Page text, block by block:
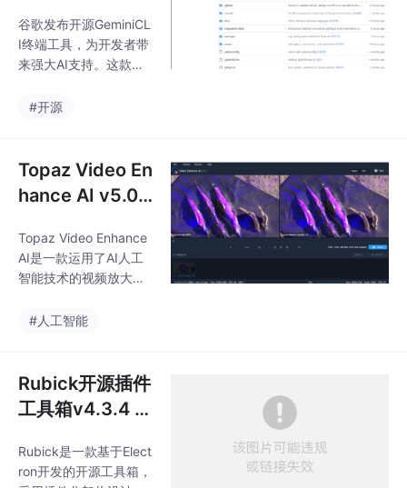
模型API生成，搭配实时
编辑的主题引擎。功能
特性包括：模块化的插
件管理、RBAC权限控
de Code 的对手
来了
谷歌发布开源GeminiCL
I终端工具，为开发者带
来强大AI支持。这款基
命令行工具具备双模式
等特性，支持代码生
成、错误修复、自动化
脚本等开发场景。相比
eminiCLI以开源免费、
性能优越、企业级安全
等优势脱颖而出。其模
展，内置Google搜索、
#开源
Topaz Video En
hance AI v5.0.
技术的视频放大
工具
Topaz Video Enhance
AI是一款运用了AI人工
智能技术的视频放大工
训练的，该神经网络分
节，够推断出更多细
节，从而在单个视频剪
辑中提供大量信息的情
外观，可以将视频放大
至8K分辨率，并提供真
#人工智能
Rubick开源插件
工具箱v4.3.4 -
插件
Rubick是一款基于Elect
ron开发的开源工具箱，